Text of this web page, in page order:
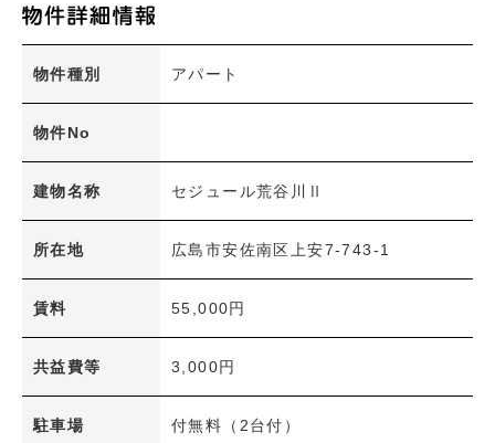
祇園(8)
た行
な行
は行
広島市(安佐南区以外)
その他のエリア
絞り込み条件
新着物件
賃料(共益費込)
物件種別 アパート
物件No
建物名称 セジュール荒谷川Ⅱ
所在地 広島市安佐南区上安7-743-1
賃料 55,000円
共益費等 3,000円
駐車場 付無料（2台付）